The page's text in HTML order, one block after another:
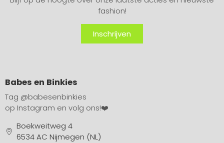
fashion!
Inschrijven
Babes en Binkies
Tag @babesenbinkies
op Instagram en volg ons!❤️
Boekweitweg 4
6534 AC Nijmegen (NL)